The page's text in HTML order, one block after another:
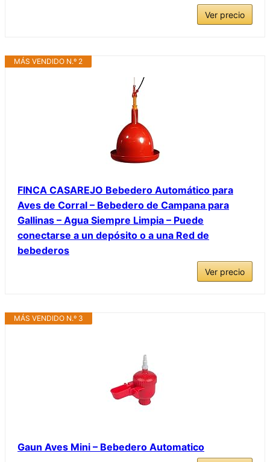
Ver precio
MÁS VENDIDO N.º 2
FINCA CASAREJO Bebedero Automático para
Aves de Corral – Bebedero de Campana para
Gallinas – Agua Siempre Limpia – Puede
conectarse a un depósito o a una Red de
bebederos
Ver precio
MÁS VENDIDO N.º 3
Gaun Aves Mini – Bebedero Automatico